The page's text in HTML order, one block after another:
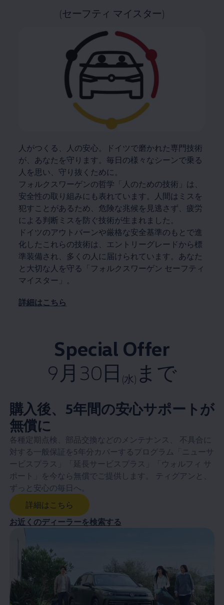
(セーフティ マイスター)
人がつくる、人の安心。ドイツで磨かれた専門技術
が、あなたを守ります。毎日の様々なシーンで乗る
人を思い、守り抜くために。
フォルクスワーゲンの哲学「人のための技術」は、
安全性の取り組みにも表れています。人間はミスを
犯すことがあるため、危険な兆候を見逃さず、疲労
による判断ミスを防ぐ技術が生まれました。
ドイツのアウトバーンや厳格な安全基準のもとで進
化したこれらの技術は、エントリーグレードから標
準装備され、多くの人に届けられています。あなた
と大切な人を守る「フォルクスワーゲン セーフティ
マイスター」。
詳細はこちら
Special Offer
9月30日 (水) まで
購入後、5年間の安心サポートが
無償に
各種定期点検、部品交換などのメンテナンス、 不具合に
対する一般保証を5年分カバーするプログラム「ニューサ
ービスプラス」「延長サービスプラス」「ウォルフィ サ
ポート」を今なら無償でご提供します。 ティグアンと、
ずっと安心の毎日へ。
詳細はこちら
お近くのディーラーを検索する